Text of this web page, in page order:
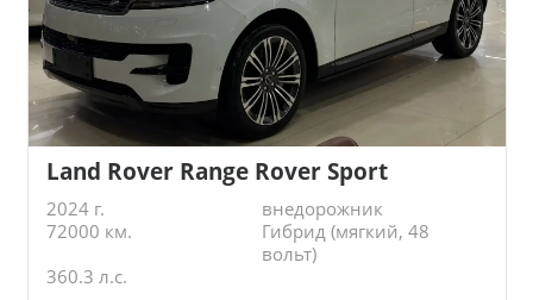
Land Rover Range Rover Sport
2024 г.
внедорожник
72000 км.
Гибрид (мягкий, 48
вольт)
360.3 л.с.